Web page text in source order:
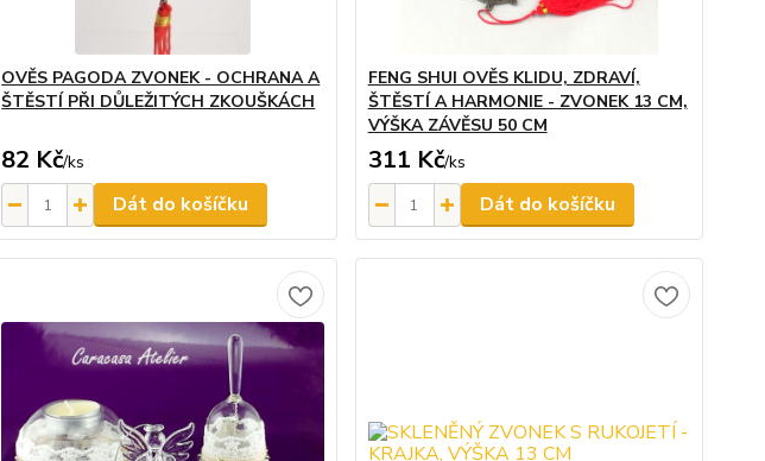
OVĚS PAGODA ZVONEK - OCHRANA A
ŠTĚSTÍ PŘI DŮLEŽITÝCH ZKOUŠKÁCH
82 Kč/ks
Dát do košíčku
FENG SHUI OVĚS KLIDU, ZDRAVÍ,
ŠTĚSTÍ A HARMONIE - ZVONEK 13 CM,
VÝŠKA ZÁVĚSU 50 CM
311 Kč/ks
Dát do košíčku